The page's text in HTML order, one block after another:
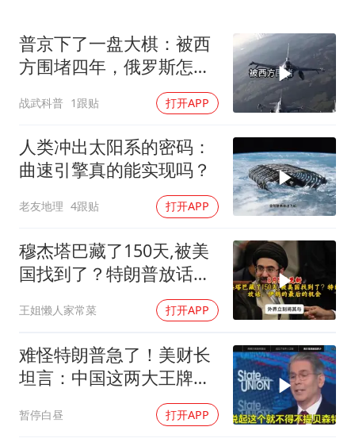
店主称换“青海拉面”招牌后生意更好
习近平心系体育强国建设
普京下了一盘大棋：被西
方围堵四年，俄罗斯怎么
反倒打出了国运翻盘？
战武科普 1跟贴 打开APP
人类冲出太阳系的密码：
曲速引擎真的能实现吗？
老友地理 4跟贴 打开APP
穆杰塔巴藏了150天,被美
国找到了？特朗普放话：
王姐懒人家常菜 打开APP
难怪特朗普急了！美财长
坦言：中国这两大王牌，
暂停白昼 打开APP